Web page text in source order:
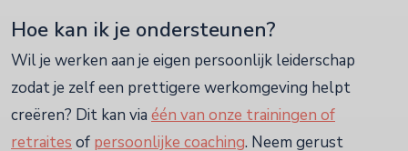
Hoe kan ik je ondersteunen?
Wil je werken aan je eigen persoonlijk leiderschap
zodat je zelf een prettigere werkomgeving helpt
creëren? Dit kan via één van onze trainingen of
retraites of persoonlijke coaching. Neem gerust